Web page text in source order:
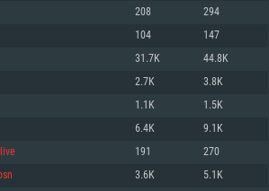
DirectX 11: AMD Radeon 77XX / NVIDIA
minimale supportée par le jeu est de 720p
à haut débit
minimal)
plus récent
2.2GHz (Les processeurs Intel Xeon ne sont
5200 (Mac), ou analogue AMD/Nvidia. La
par le jeu est de 720p.
à haut débit
minimal)
64 bits les plus modernes
avec les derniers drivers (moins de 6 mois) /
minimale supportée par le jeu est de
à haut débit
minimal)
208 294
104 147
31.7K 44.8K
2.7K 3.8K
1.1K 1.5K
6.4K 9.1K
191 270
3.6K 5.1K